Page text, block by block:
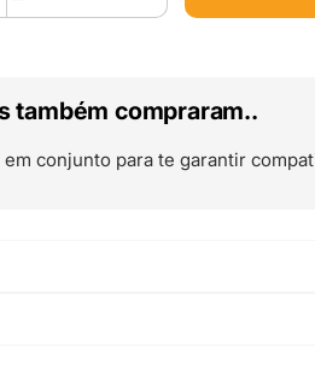
também compraram..
conjunto para te garantir